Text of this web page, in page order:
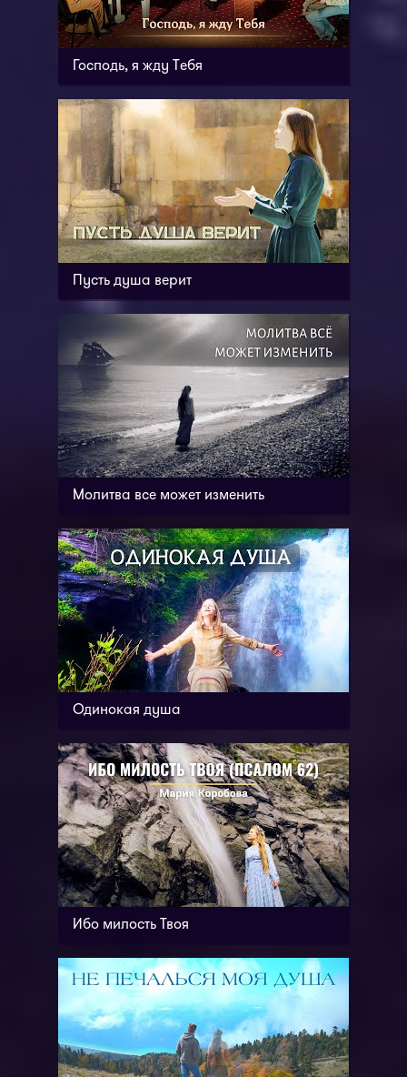
Господь, я жду Тебя
Пусть душа верит
Молитва все может изменить
Одинокая душа
Ибо милость Твоя